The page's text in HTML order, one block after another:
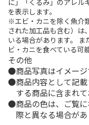
に」「くるみ」のアレル
を表示します。
※エビ・カニを除く魚介
された加工品も含む）は
いる場合があります。
ビ・カニを食べている可
その他
商品写真はイメージ
商品内容として記
する商品に含まれて
商品の色は、ご覧
際と異なる場合があ